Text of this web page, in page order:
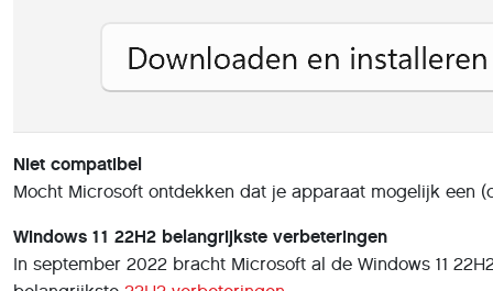
Niet compatibel
Mocht Microsoft ontdekken dat je apparaat mogelijk een
Windows 11 22H2 belangrijkste verbeteringen
In september 2022 bracht Microsoft al de Windows 11